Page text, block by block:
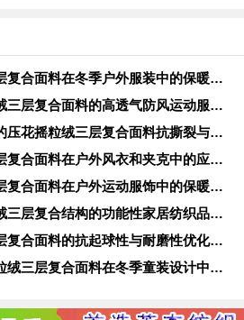
英杰：压花摇粒绒三层复合面料在冬季户外服装中的保暖性能优化研究
英杰：基于压花摇粒绒三层复合面料的高透气防风运动服饰开发
英杰：应用于滑雪服的压花摇粒绒三层复合面料抗撕裂与耐磨性提升技术
英杰：压花摇粒绒三层复合面料在户外风衣和夹克中的应用与性能
英杰：压花摇粒绒三层复合面料在户外运动服饰中的保暖与透气性能研究
英杰：基于压花摇粒绒三层复合结构的功能性家居纺织品开发与应用
英杰：压花摇粒绒三层复合面料的抗起球性与耐磨性优化技术分析
英杰：高弹性压花摇粒绒三层复合面料在冬季童装设计中的应用实践